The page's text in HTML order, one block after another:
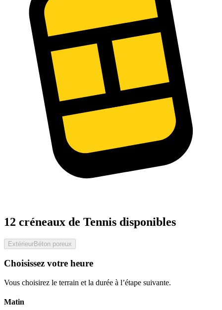
12 créneaux de Tennis disponibles
ExtérieurBéton poreux
Choisissez votre heure
Vous choisirez le terrain et la durée à l’étape suivante.
Matin